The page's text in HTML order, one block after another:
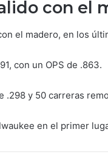
con el
el madero, en los
con un OPS de .863.
.298 y 50 carreras
en el primer